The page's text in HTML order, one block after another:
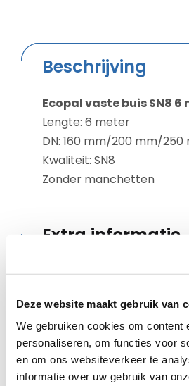
Deze website maakt gebruik van
We gebruiken cookies om content
personaliseren, om functies voor
en om ons websiteverkeer te
informatie over uw gebruik van
Beschrijving
Ecopal vaste buis SN8 6
Lengte: 6 meter
DN: 160 mm/200 mm/250
Kwaliteit: SN8
Zonder manchetten
Extra informatie